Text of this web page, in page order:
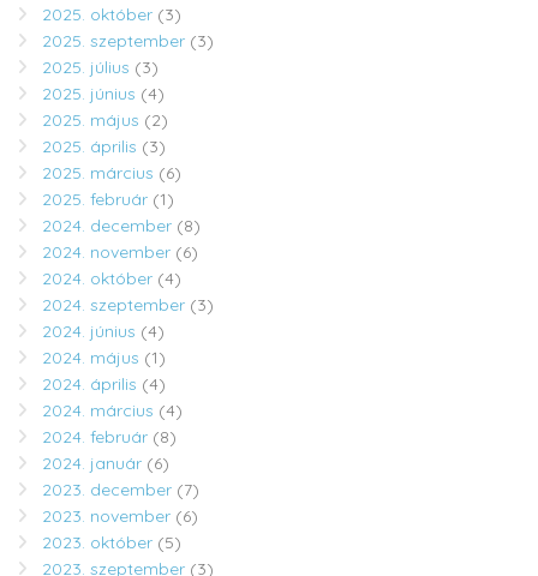
2025. október (3)
2025. szeptember (3)
2025. július (3)
2025. június (4)
2025. május (2)
2025. április (3)
2025. március (6)
2025. február (1)
2024. december (8)
2024. november (6)
2024. október (4)
2024. szeptember (3)
2024. június (4)
2024. május (1)
2024. április (4)
2024. március (4)
2024. február (8)
2024. január (6)
2023. december (7)
2023. november (6)
2023. október (5)
2023. szeptember (3)